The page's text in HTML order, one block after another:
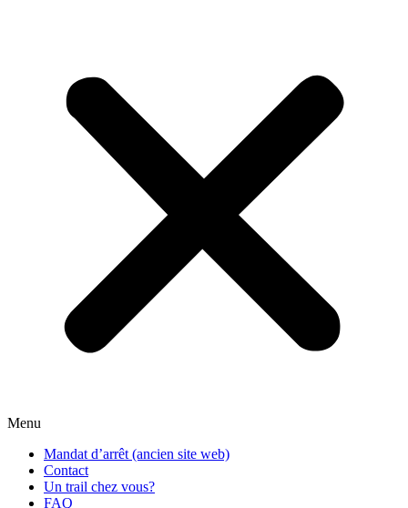
Menu
Mandat d’arrêt (ancien site web)
Contact
Un trail chez vous?
FAQ